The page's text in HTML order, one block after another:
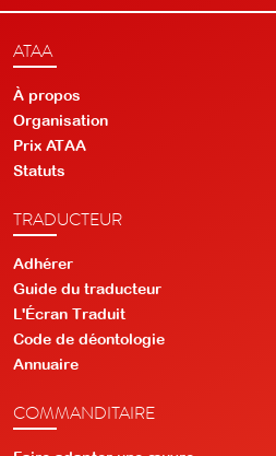
ATAA
À propos
Organisation
Prix ATAA
Statuts
TRADUCTEUR
Adhérer
Guide du traducteur
L'Écran Traduit
Code de déontologie
Annuaire
COMMANDITAIRE